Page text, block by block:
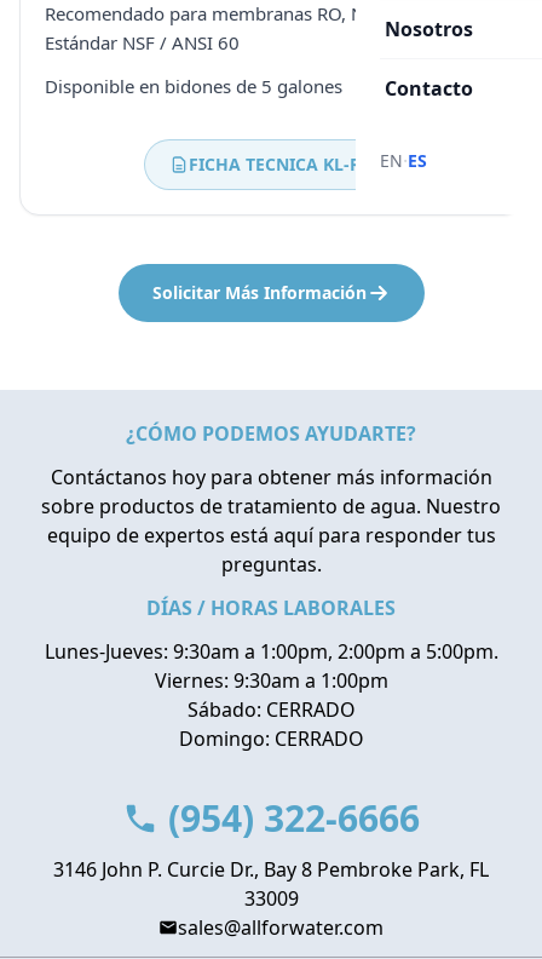
Nosotros
Contacto
EN·ES
Recomendado para membranas RO, NF y UF
Estándar NSF / ANSI 60
Disponible en bidones de 5 galones
FICHA TECNICA KL-RO
Solicitar Más Información
¿CÓMO PODEMOS AYUDARTE?
Contáctanos hoy para obtener más información
sobre productos de tratamiento de agua. Nuestro
equipo de expertos está aquí para responder tus
preguntas.
DÍAS / HORAS LABORALES
Lunes-Jueves: 9:30am a 1:00pm, 2:00pm a 5:00pm.
Viernes: 9:30am a 1:00pm
Sábado: CERRADO
Domingo: CERRADO
(954) 322-6666
3146 John P. Curcie Dr., Bay 8 Pembroke Park, FL
33009
sales@allforwater.com